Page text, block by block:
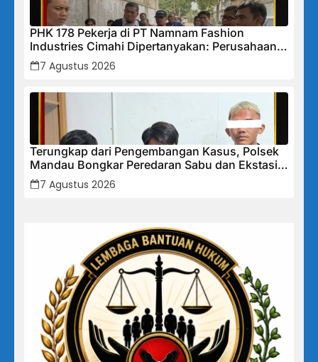
PHK 178 Pekerja di PT Namnam Fashion
Industries Cimahi Dipertanyakan: Perusahaan
Klaim Rugi, Laporan Keuangan Justru
Tunjukkan Penurunan Laba.
7 Agustus 2026
Terungkap dari Pengembangan Kasus, Polsek
Mandau Bongkar Peredaran Sabu dan Ekstasi
di Air Jamban, Tiga Pelaku Diamankan
7 Agustus 2026